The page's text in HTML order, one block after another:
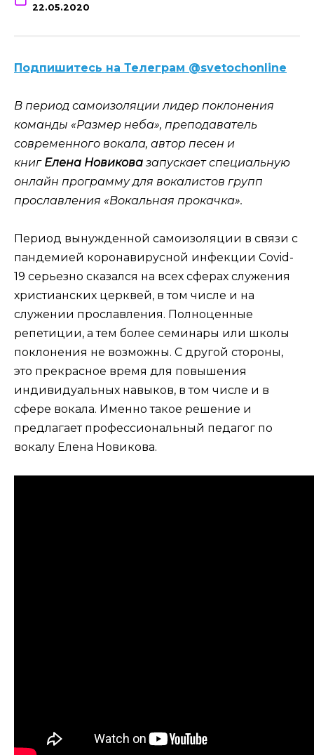
22.05.2020
Подпишитесь на Телеграм @svetochonline
В период самоизоляции лидер поклонения
команды «Размер неба», преподаватель
современного вокала, автор песен и
книг Елена Новикова запускает специальную
онлайн программу для вокалистов групп
прославления «Вокальная прокачка».
Период вынужденной самоизоляции в связи с
пандемией коронавирусной инфекции Covid-
19 серьезно сказался на всех сферах служения
христианских церквей, в том числе и на
служении прославления. Полноценные
репетиции, а тем более семинары или школы
поклонения не возможны. С другой стороны,
это прекрасное время для повышения
индивидуальных навыков, в том числе и в
сфере вокала. Именно такое решение и
предлагает профессиональный педагог по
вокалу Елена Новикова.